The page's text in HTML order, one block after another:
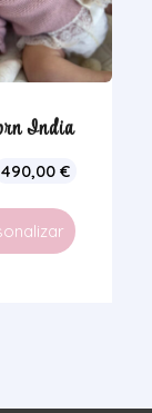
India
490,00€